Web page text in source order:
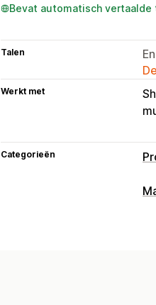
Bevat automatisch vertaalde
Talen
Werkt met
Categorieën